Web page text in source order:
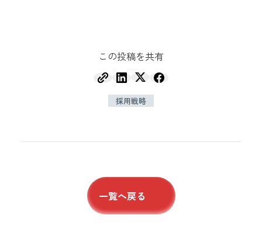
この投稿を共有
採用戦略
一覧へ戻る